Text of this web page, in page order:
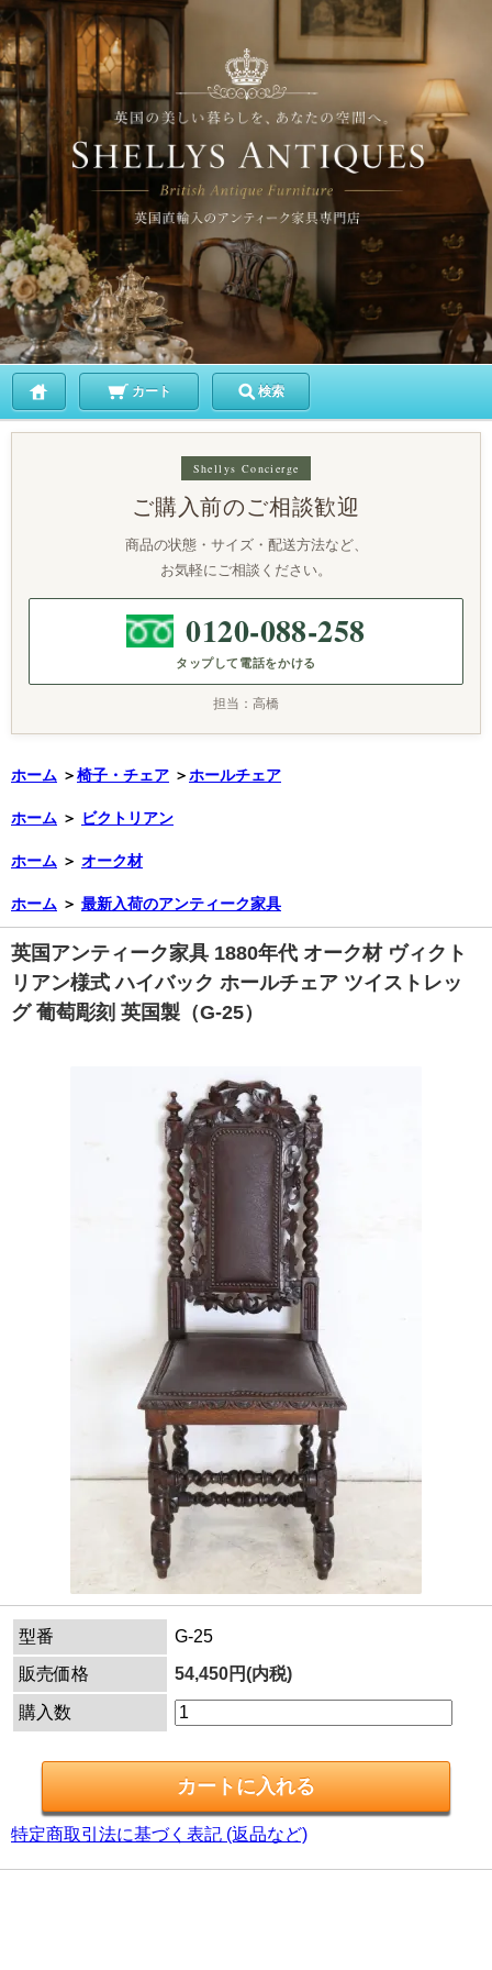
カート 検索
Shellys Concierge
ご購入前のご相談歓迎
商品の状態・サイズ・配送方法など、
お気軽にご相談ください。
0120-088-258
タップして電話をかける
担当：高橋
ホーム ＞椅子・チェア ＞ホールチェア
ホーム ＞ ビクトリアン
ホーム ＞ オーク材
ホーム ＞ 最新入荷のアンティーク家具
英国アンティーク家具 1880年代 オーク材 ヴィクト
リアン様式 ハイバック ホールチェア ツイストレッ
グ 葡萄彫刻 英国製（G-25）
型番
G-25
販売価格
54,450円(内税)
購入数
特定商取引法に基づく表記 (返品など)